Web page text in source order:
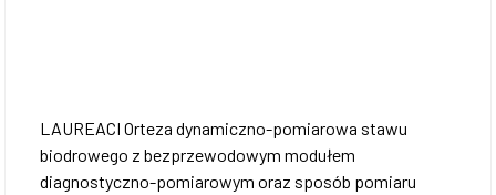
LAUREACI Orteza dynamiczno-pomiarowa stawu
biodrowego z bezprzewodowym modułem
diagnostyczno-pomiarowym oraz sposób pomiaru